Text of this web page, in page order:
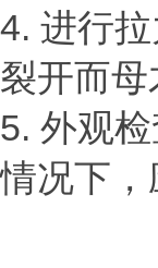
4. 进行
裂开而
5. 外观
情况下